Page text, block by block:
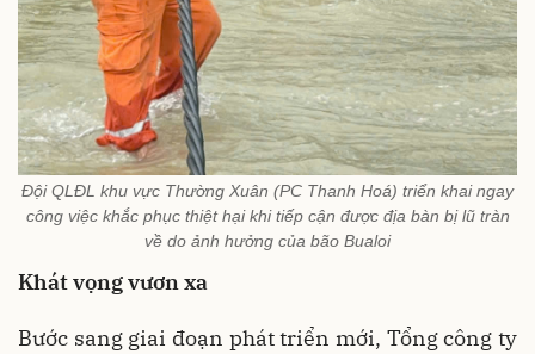
Đội QLĐL khu vực Thường Xuân (PC Thanh Hoá) triển khai ngay
công việc khắc phục thiệt hại khi tiếp cận được địa bàn bị lũ tràn
về do ảnh hưởng của bão Bualoi
Khát vọng vươn xa
Bước sang giai đoạn phát triển mới, Tổng công ty